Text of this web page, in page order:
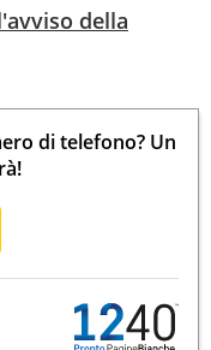
della
di telefono? Un